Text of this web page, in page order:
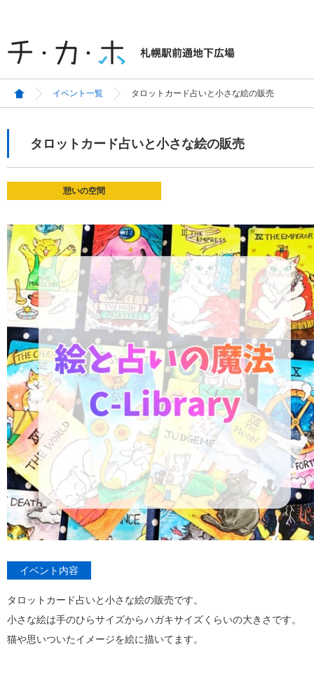
イベント一覧 タロットカード占いと小さな絵の販売
タロットカード占いと小さな絵の販売
憩いの空間
イベント内容
タロットカード占いと小さな絵の販売です。
小さな絵は手のひらサイズからハガキサイズくらいの大きさです。
猫や思いついたイメージを絵に描いてます。